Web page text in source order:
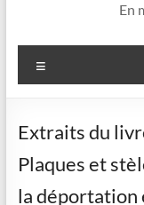
En
Extraits du
Plaques et
la déportation